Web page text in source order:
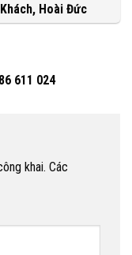
Khách, Hoài Đức
611 024
khai. Các